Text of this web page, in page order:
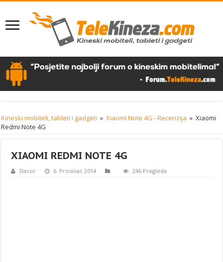
Kineski mobiteli, tableti i gadgeti » Xiaomi Note 4G - Recenzija » Xiaomi
Redmi Note 4G
XIAOMI REDMI NOTE 4G
Davor 6. Prosinac 2014 246 Pregleda